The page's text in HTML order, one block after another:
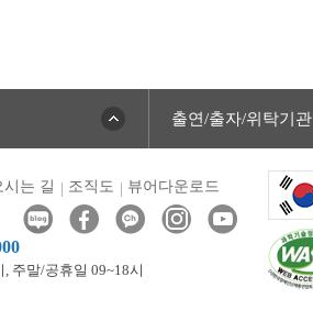
출연/출자/위탁기관
시는 길 조직도 뷰어다운로드
, 주말/공휴일 09~18시